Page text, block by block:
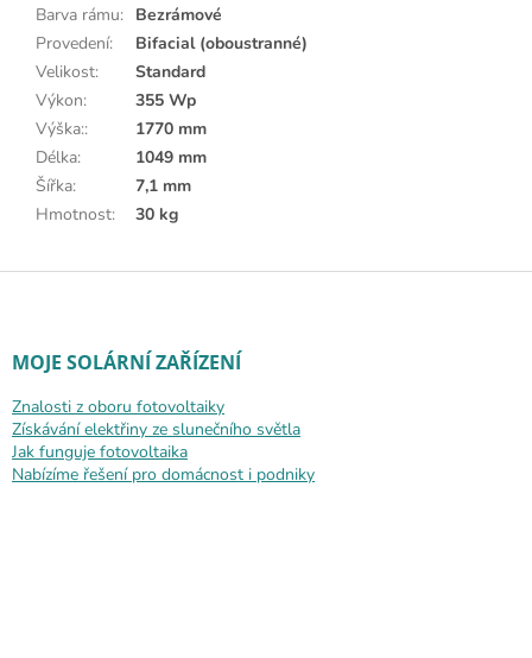
Barva rámu: Bezrámové
Provedení:
Bifacial (oboustranné)
Velikost:
Standard
Výkon:
355 Wp
Výška::
1770 mm
Délka:
1049 mm
Šířka:
7,1 mm
Hmotnost: 30 kg
Zápatí
MOJE SOLÁRNÍ ZAŘÍZENÍ
Znalosti z oboru fotovoltaiky
Získávání elektřiny ze slunečního světla
Jak funguje fotovoltaika
Nabízíme řešení pro domácnost i podniky